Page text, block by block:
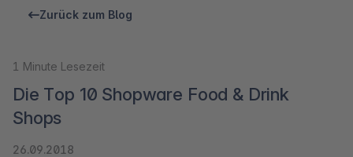
Zurück zum Blog
1 Minute Lesezeit
Die Top 10 Shopware Food & Drink
Shops
26.09.2018